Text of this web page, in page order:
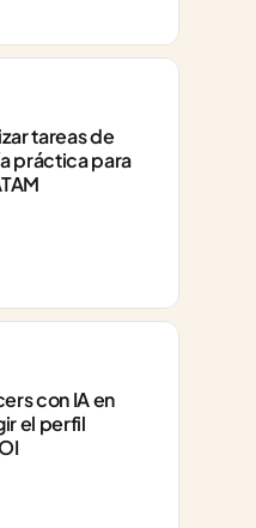
tareas de
práctica para
con IA en
el perfil